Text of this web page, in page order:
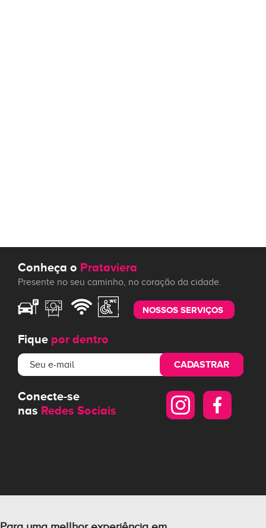
Conheça o Prataviera
Presente no seu caminho, no coração da cidade.
NOSSOS SERVIÇOS
Fique por dentro
CADASTRAR
Conecte-se
nas Redes Sociais